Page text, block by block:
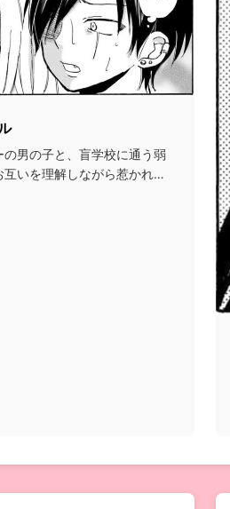
男の子と、盲学校に通う弱
いを理解しながら惹かれ合